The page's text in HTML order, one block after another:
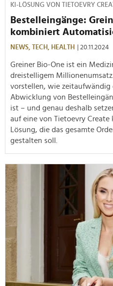
KI-LÖSUNG VON TIETOEVRY
Bestelleingänge:
kombiniert
NEWS, TECH, HEALTH | 20.11.2024
Greiner Bio-One ist ein
dreistelligem
vorstellen, wie zeitaufwändig
Abwicklung von
ist – und genau deshalb
auf eine von Tietoevry
Lösung, die das gesamte
gestalten soll.